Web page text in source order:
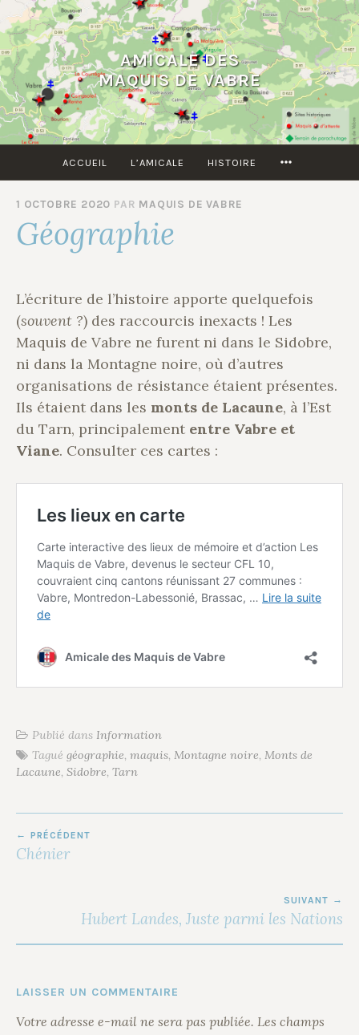
Accéder
au
contenu
principal
AMICALE DES
MAQUIS DE VABRE
ACCUEIL L’AMICALE HISTOIRE
1 OCTOBRE 2020 PAR MAQUIS DE VABRE
Géographie
L’écriture de l’histoire apporte quelquefois
(souvent ?) des raccourcis inexacts ! Les
Maquis de Vabre ne furent ni dans le Sidobre,
ni dans la Montagne noire, où d’autres
organisations de résistance étaient présentes.
Ils étaient dans les monts de Lacaune, à l’Est
du Tarn, principalement entre Vabre et
Viane. Consulter ces cartes :
Publié dans Information
Tagué géographie, maquis, Montagne noire, Monts de
Lacaune, Sidobre, Tarn
NAVIGATION
DE
PRÉCÉDENT
Chénier
SUIVANT
Hubert Landes, Juste parmi les Nations
LAISSER UN COMMENTAIRE
Votre adresse e-mail ne sera pas publiée. Les champs